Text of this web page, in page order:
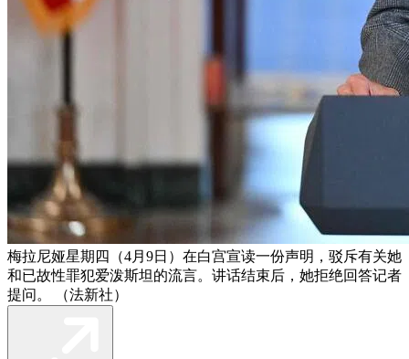
梅拉尼娅星期四（4月9日）在白宫宣读一份声明，驳斥有关她
和已故性罪犯爱泼斯坦的流言。讲话结束后，她拒绝回答记者
提问。 （法新社）